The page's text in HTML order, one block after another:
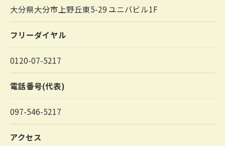
大分県大分市上野丘東5-29 ユニバビル1F
フリーダイヤル
0120-07-5217
電話番号(代表)
097-546-5217
アクセス